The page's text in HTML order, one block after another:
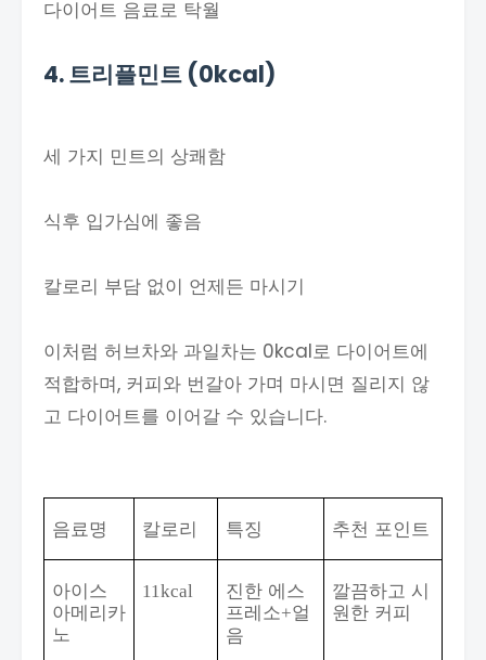
다이어트 음료로 탁월
4. 트리플민트 (0kcal)
세 가지 민트의 상쾌함
식후 입가심에 좋음
칼로리 부담 없이 언제든 마시기
이처럼 허브차와 과일차는 0kcal로 다이어트에
적합하며, 커피와 번갈아 가며 마시면 질리지 않
고 다이어트를 이어갈 수 있습니다.
음료명 칼로리 특징 추천 포인트
아이스
아메리카
노
11kcal
진한 에스
프레소+얼
음
깔끔하고 시
원한 커피